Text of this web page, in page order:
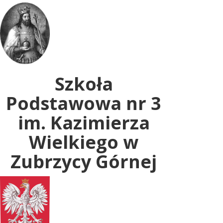
Uwaga:
ta
witryna
zawiera
system
dostępności.
Szkoła
Podstawowa nr 3
im. Kazimierza
Wielkiego w
Zubrzycy Górnej